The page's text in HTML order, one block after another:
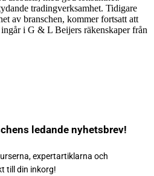
tradingverksamhet. Tidigare
av branschen, kommer fortsatt att
i G & L Beijers räkenskaper från
ledande nyhetsbrev!
expertartiklarna och
till din inkorg!